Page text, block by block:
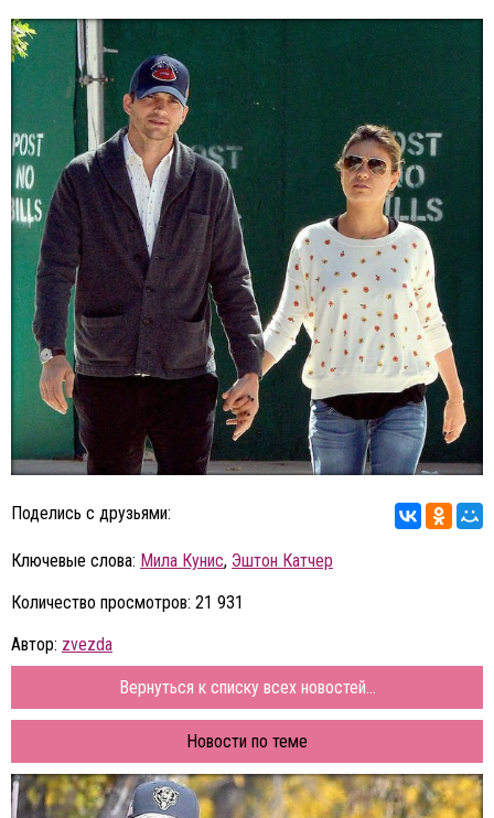
Поделись с друзьями:
Ключевые слова: Мила Кунис, Эштон Катчер
Количество просмотров: 21 931
Автор: zvezda
Вернуться к списку всех новостей...
Новости по теме